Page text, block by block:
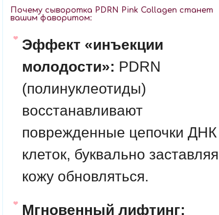
Почему сыворотка PDRN Pink Collagen станет
вашим фаворитом:
Эффект «инъекции
молодости»: PDRN
(полинуклеотиды)
восстанавливают
поврежденные цепочки ДНК
клеток, буквально заставляя
кожу обновляться.
Мгновенный лифтинг: